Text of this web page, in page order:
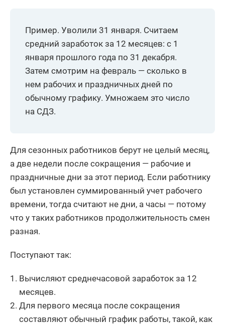
Пример. Уволили 31 января. Считаем
средний заработок за 12 месяцев: с 1
января прошлого года по 31 декабря.
Затем смотрим на февраль — сколько в
нем рабочих и праздничных дней по
обычному графику. Умножаем это число
на СДЗ.
Для сезонных работников берут не целый месяц,
а две недели после сокращения — рабочие и
праздничные дни за этот период. Если работнику
был установлен суммированный учет рабочего
времени, тогда считают не дни, а часы — потому
что у таких работников продолжительность смен
разная.
Поступают так:
Вычисляют среднечасовой заработок за 12
месяцев.
Для первого месяца после сокращения
составляют обычный график работы, такой, как